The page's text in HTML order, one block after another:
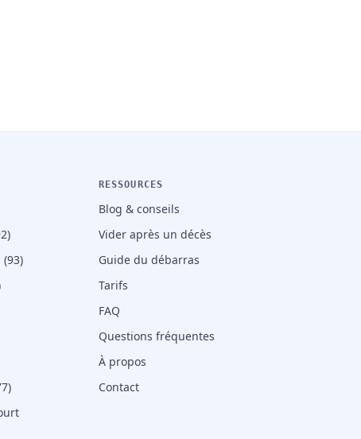
RESSOURCES
Blog & conseils
Vider après un décès
Guide du débarras
Tarifs
FAQ
Questions fréquentes
À propos
Contact